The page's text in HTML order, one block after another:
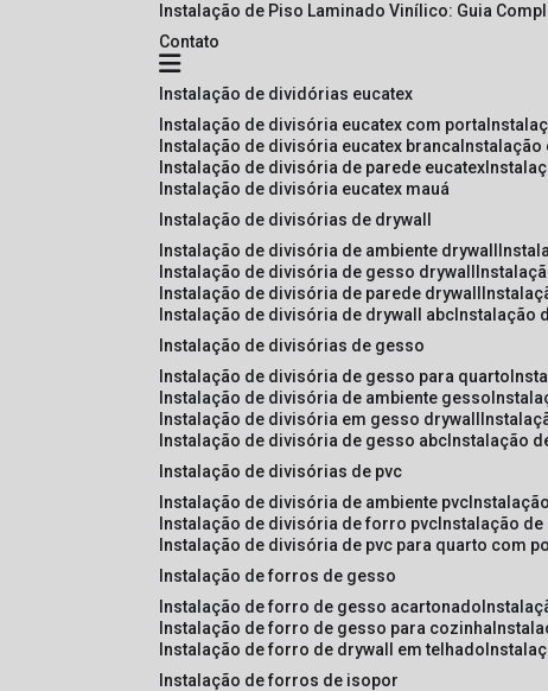
Instalação de Piso Laminado Vinílico: Guia
Contato
instalação de dividórias eucatex
instalação de divisória eucatex com porta
instalação de divisória eucatex branca
instalação de divisória de parede eucatex
instalação de divisória eucatex mauá
instalação de divisórias de drywall
instalação de divisória de ambiente drywall
instalação de divisória de gesso drywall
instalação de divisória de parede drywall
instalação de divisória de drywall abc instalação
instalação de divisórias de gesso
instalação de divisória de gesso para quarto
instalação de divisória de ambiente gesso
instalação de divisória em gesso drywall
instalação de divisória de gesso abc instalação
instalação de divisórias de pvc
instalação de divisória de ambiente pvc
instalação de divisória de forro pvc instalação
instalação de divisória de pvc para quarto com
instalação de forros de gesso
instalação de forro de gesso acartonado
instalação de forro de gesso para cozinha
instalação de forro de drywall em telhado
instalação de forros de isopor